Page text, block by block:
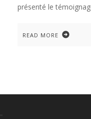
présenté le
READ MORE